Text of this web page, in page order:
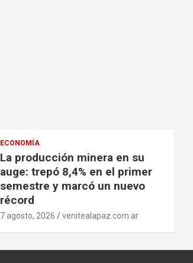
ECONOMÍA
La producción minera en su
auge: trepó 8,4% en el primer
semestre y marcó un nuevo
récord
7 agosto, 2026 venitealapaz.com.ar